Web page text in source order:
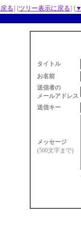
る] [ツリー表示に戻る] [▼
タイトル
お名前
送信者の
メールアドレス
送信キー
メッセージ
(500文字まで)